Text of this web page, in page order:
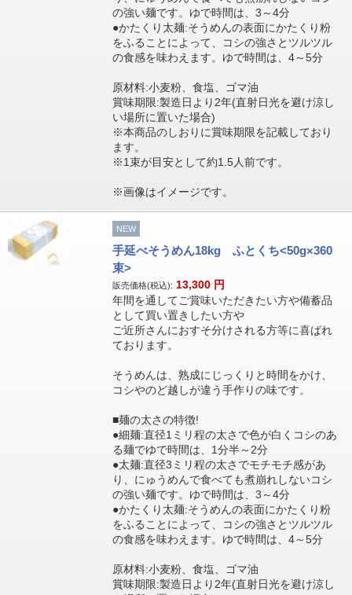
の強い麺です。ゆで時間は、3～4分
●かたくり太麺:そうめんの表面にかたくり粉
をふることによって、コシの強さとツルツル
の食感を味わえます。ゆで時間は、4～5分
原材料:小麦粉、食塩、ゴマ油
賞味期限:製造日より2年(直射日光を避け涼し
い場所に置いた場合)
※本商品のしおりに賞味期限を記載しており
ます。
※1束が目安として約1.5人前です。
※画像はイメージです。
NEW
手延べそうめん18kg ふとくち<50g×360
束>
販売価格(税込): 13,300 円
年間を通してご賞味いただきたい方や備蓄品
として買い置きしたい方や
ご近所さんにおすそ分けされる方等に喜ばれ
ております。
そうめんは、熟成にじっくりと時間をかけ、
コシやのど越しが違う手作りの味です。
■麺の太さの特徴!
●細麺:直径1ミリ程の太さで色が白くコシのあ
る麺でゆで時間は、1分半～2分
●太麺:直径3ミリ程の太さでモチモチ感があ
り、にゅうめんで食べても煮崩れしないコシ
の強い麺です。ゆで時間は、3～4分
●かたくり太麺:そうめんの表面にかたくり粉
をふることによって、コシの強さとツルツル
の食感を味わえます。ゆで時間は、4～5分
原材料:小麦粉、食塩、ゴマ油
賞味期限:製造日より2年(直射日光を避け涼し